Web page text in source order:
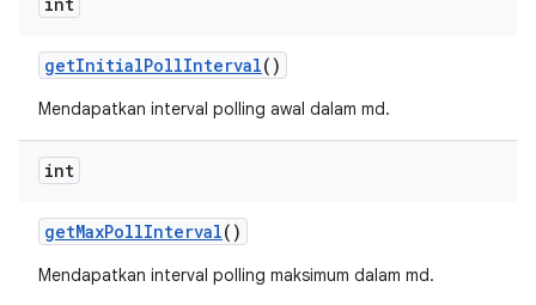
getInitialPollInterval()
Mendapatkan interval polling awal dalam md.
int
getMaxPollInterval()
Mendapatkan interval polling maksimum dalam md.